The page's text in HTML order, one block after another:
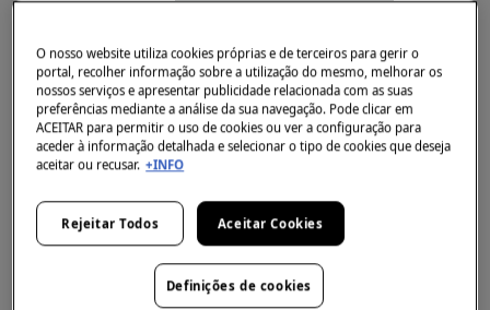
categoria selecionada.
Mas não se preocupe, temos imensos artigos que
podem ser seus.
Marcas de Banho para Mulher
Fatos de Banho Women'Secret
Biquínis Women'Secret
Banho Women'Secret
Más ropa de baño de mujer
O nosso website utiliza cookies próprias e de terceiros para gerir o
portal, recolher informação sobre a utilização do mesmo, melhorar os
nossos serviços e apresentar publicidade relacionada com as suas
preferências mediante a análise da sua navegação. Pode clicar em
ACEITAR para permitir o uso de cookies ou ver a configuração para
aceder à informação detalhada e selecionar o tipo de cookies que deseja
aceitar ou recusar. +INFO
Rejeitar Todos Aceitar Cookies
Definições de cookies